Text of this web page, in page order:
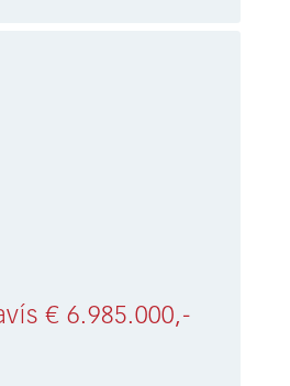
€ 6.985.000,-